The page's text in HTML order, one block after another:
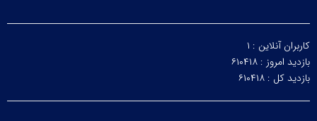
کاربران آنلاین : ۱
بازدید امروز : ۶۱۰۴۱۸
بازدید کل : ۶۱۰۴۱۸